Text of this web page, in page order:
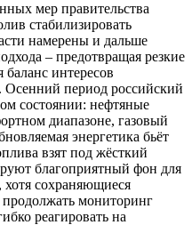
мер правительства
стабилизировать
намерены и дальше
– предотвращая резкие
интересов
Осенний период российский
состоянии: нефтяные
диапазоне, газовый
энергетика бьёт
взят под жёсткий
благоприятный фон для
сохраняющиеся
мониторинг
реагировать на